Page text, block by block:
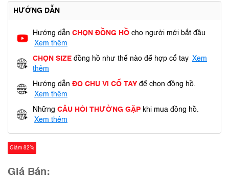
HƯỚNG DẪN
Hướng dẫn CHỌN ĐỒNG HỒ cho người mới bắt đầu
Xem thêm
CHỌN SIZE đồng hồ như thế nào để hợp cổ tay Xem
thêm
Hướng dẫn ĐO CHU VI CỔ TAY để chọn đồng hồ.
Xem thêm
Những CÂU HỎI THƯỜNG GẶP khi mua đồng hồ.
Xem thêm
Giảm 82%
Giá Bán: